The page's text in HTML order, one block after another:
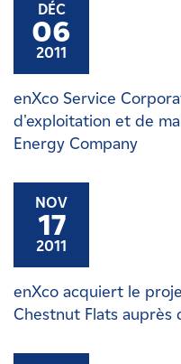
DÉC
06
2011
enXco Service
d'exploitation et de
Energy Company
NOV
17
2011
enXco acquiert le
Chestnut Flats auprès